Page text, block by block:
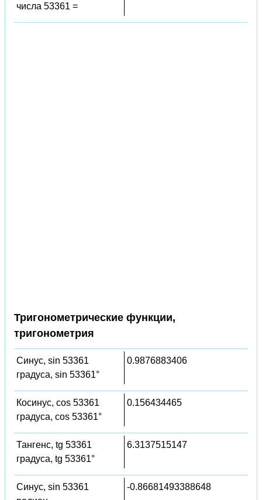
числа 53361 =
Тригонометрические функции,
тригонометрия
Синус, sin 53361
градуса, sin 53361°
0.9876883406
Косинус, cos 53361
градуса, cos 53361°
0.156434465
Тангенс, tg 53361
градуса, tg 53361°
6.3137515147
Синус, sin 53361
-0.86681493388648